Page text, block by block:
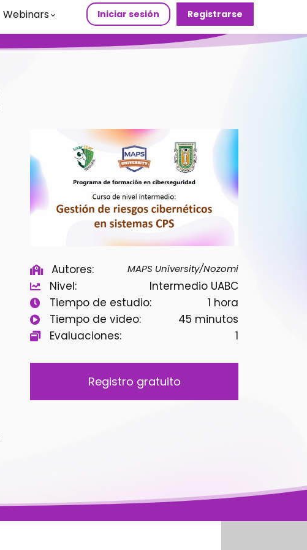
Webinars Iniciar sesión Registrarse
Autores: MAPS University/Nozomi
Nivel:
Intermedio UABC
Tiempo de estudio:
1 hora
Tiempo de video:
45 minutos
Evaluaciones:
1
Registro gratuito